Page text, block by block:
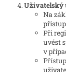
Uživatelský
Na
Při
uvést
v